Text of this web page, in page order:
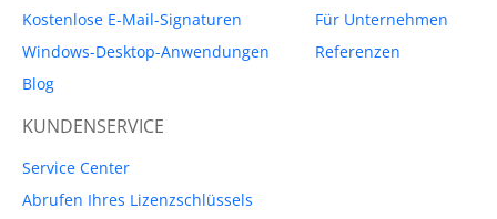
Kostenlose E-Mail-Signaturen
Windows-Desktop-Anwendungen
Blog
Für Unternehmen
Referenzen
KUNDENSERVICE
Service Center
Abrufen Ihres Lizenzschlüssels